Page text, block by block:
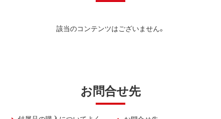
該当のコンテンツはございません。
お問合せ先